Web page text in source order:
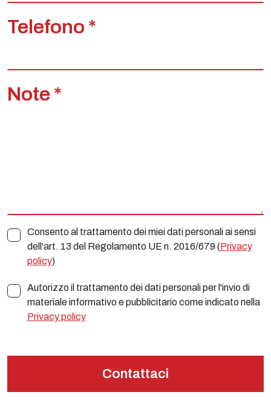
Telefono *
Note *
Consento al trattamento dei miei dati personali ai sensi
dell'art. 13 del Regolamento UE n. 2016/679 ( Privacy
policy)
Autorizzo il trattamento dei dati personali per l'invio di
materiale informativo e pubblicitario come indicato nella
Privacy policy
Contattaci